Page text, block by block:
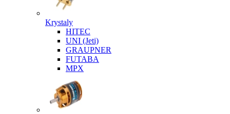
Krystaly
HITEC
UNI (Jeti)
GRAUPNER
FUTABA
MPX